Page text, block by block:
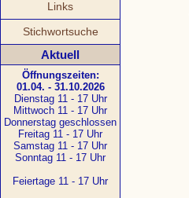
Links
Stichwortsuche
Aktuell
Öffnungszeiten:
01.04. - 31.10.2026
Dienstag 11 - 17 Uhr
Mittwoch 11 - 17 Uhr
Donnerstag geschlossen
Freitag 11 - 17 Uhr
Samstag 11 - 17 Uhr
Sonntag 11 - 17 Uhr
Feiertage 11 - 17 Uhr